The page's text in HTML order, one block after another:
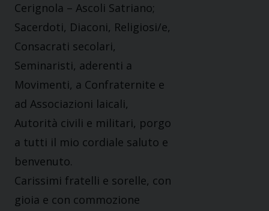
Cerignola – Ascoli Satriano;
Sacerdoti, Diaconi, Religiosi/e,
Consacrati secolari,
Seminaristi, aderenti a
Movimenti, a Confraternite e
ad Associazioni laicali,
Autorità civili e militari, porgo
a tutti il mio cordiale saluto e
benvenuto.
Carissimi fratelli e sorelle, con
gioia e con commozione